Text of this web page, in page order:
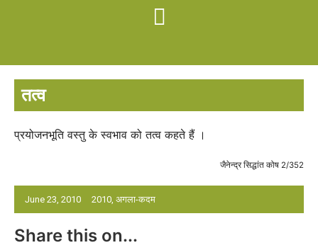
तत्व
June 23, 2010 2010 अगला-कदम
प्रयोजनभूति वस्तु के स्वभाव को तत्व कहते हैं ।
जैनेन्द्र सिद्धांत कोष 2/352
Share this on...